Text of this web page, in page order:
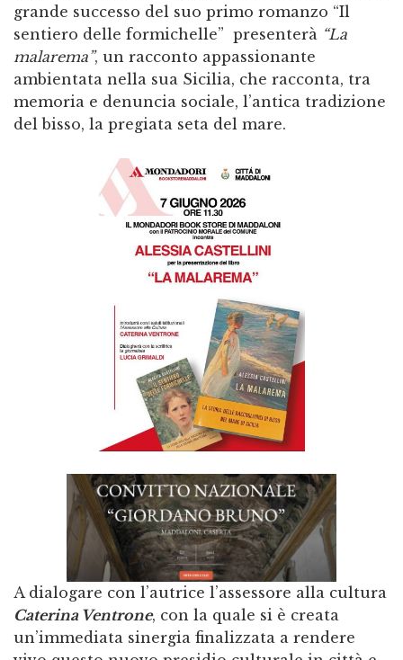
grande successo del suo primo romanzo “Il
sentiero delle formichelle” presenterà “La
malarema”, un racconto appassionante
ambientata nella sua Sicilia, che racconta, tra
memoria e denuncia sociale, l’antica tradizione
del bisso, la pregiata seta del mare.
A dialogare con l’autrice l’assessore alla cultura
Caterina Ventrone, con la quale si è creata
un’immediata sinergia finalizzata a rendere